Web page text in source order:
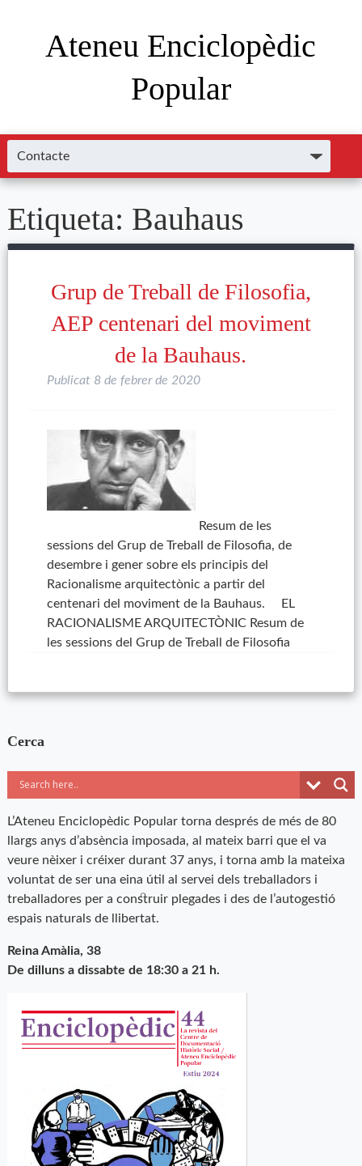
Ateneu Enciclopèdic
Popular
Etiqueta: Bauhaus
Grup de Treball de Filosofia,
AEP centenari del moviment
de la Bauhaus.
Publicat 8 de febrer de 2020
Resum de les
sessions del Grup de Treball de Filosofia, de
desembre i gener sobre els principis del
Racionalisme arquitectònic a partir del
centenari del moviment de la Bauhaus. EL
RACIONALISME ARQUITECTÒNIC Resum de
les sessions del Grup de Treball de Filosofia
Cerca
L’Ateneu Enciclopèdic Popular torna després de més de 80
llargs anys d’absència imposada, al mateix barri que el va
veure nèixer i créixer durant 37 anys, i torna amb la mateixa
voluntat de ser una eina útil al servei dels treballadors i
treballadores per a construir plegades i des de l’autogestió
espais naturals de llibertat.
Reina Amàlia, 38
De dilluns a dissabte de 18:30 a 21 h.